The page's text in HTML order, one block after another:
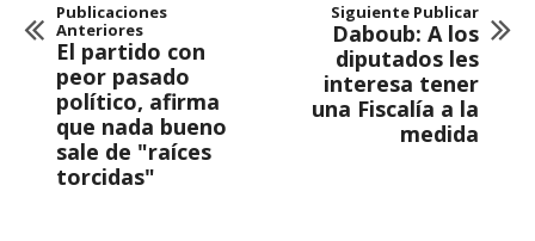
Publicaciones
Anteriores
El partido con
peor pasado
político, afirma
que nada bueno
sale de "raíces
torcidas"
Siguiente Publicar
Daboub: A los
diputados les
interesa tener
una Fiscalía a la
medida